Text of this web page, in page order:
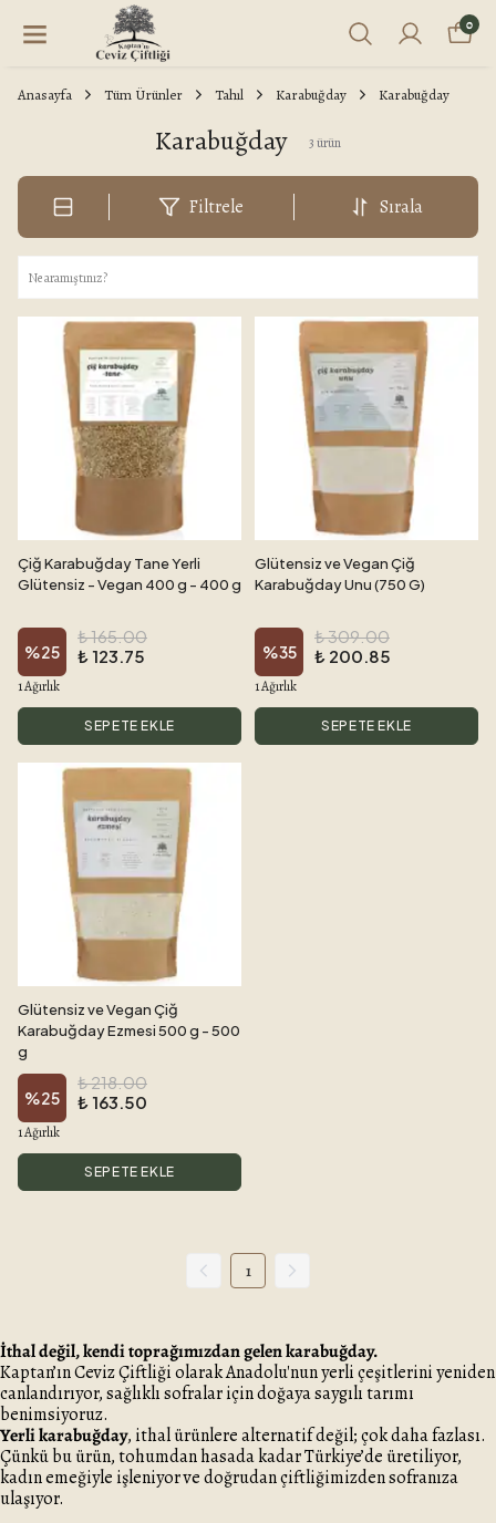
0
Anasayfa Tüm Ürünler Tahıl Karabuğday Karabuğday
Karabuğday 3ürün
Filtrele Sırala
Çiğ Karabuğday Tane Yerli
Glütensiz - Vegan 400 g - 400 g
%25
₺ 165.00
₺ 123.75
1 Ağırlık
SEPETE EKLE
Glütensiz ve Vegan Çiğ
Karabuğday Unu (750 G)
%35
₺ 309.00
₺ 200.85
1 Ağırlık
SEPETE EKLE
Glütensiz ve Vegan Çiğ
Karabuğday Ezmesi 500 g - 500
g
%25
₺ 218.00
₺ 163.50
1 Ağırlık
SEPETE EKLE
1
İthal değil, kendi toprağımızdan gelen karabuğday.
Kaptan’ın Ceviz Çiftliği olarak Anadolu'nun yerli çeşitlerini yeniden
canlandırıyor, sağlıklı sofralar için doğaya saygılı tarımı
benimsiyoruz.
Yerli karabuğday, ithal ürünlere alternatif değil; çok daha fazlası.
Çünkü bu ürün, tohumdan hasada kadar Türkiye’de üretiliyor,
kadın emeğiyle işleniyor ve doğrudan çiftliğimizden sofranıza
ulaşıyor.